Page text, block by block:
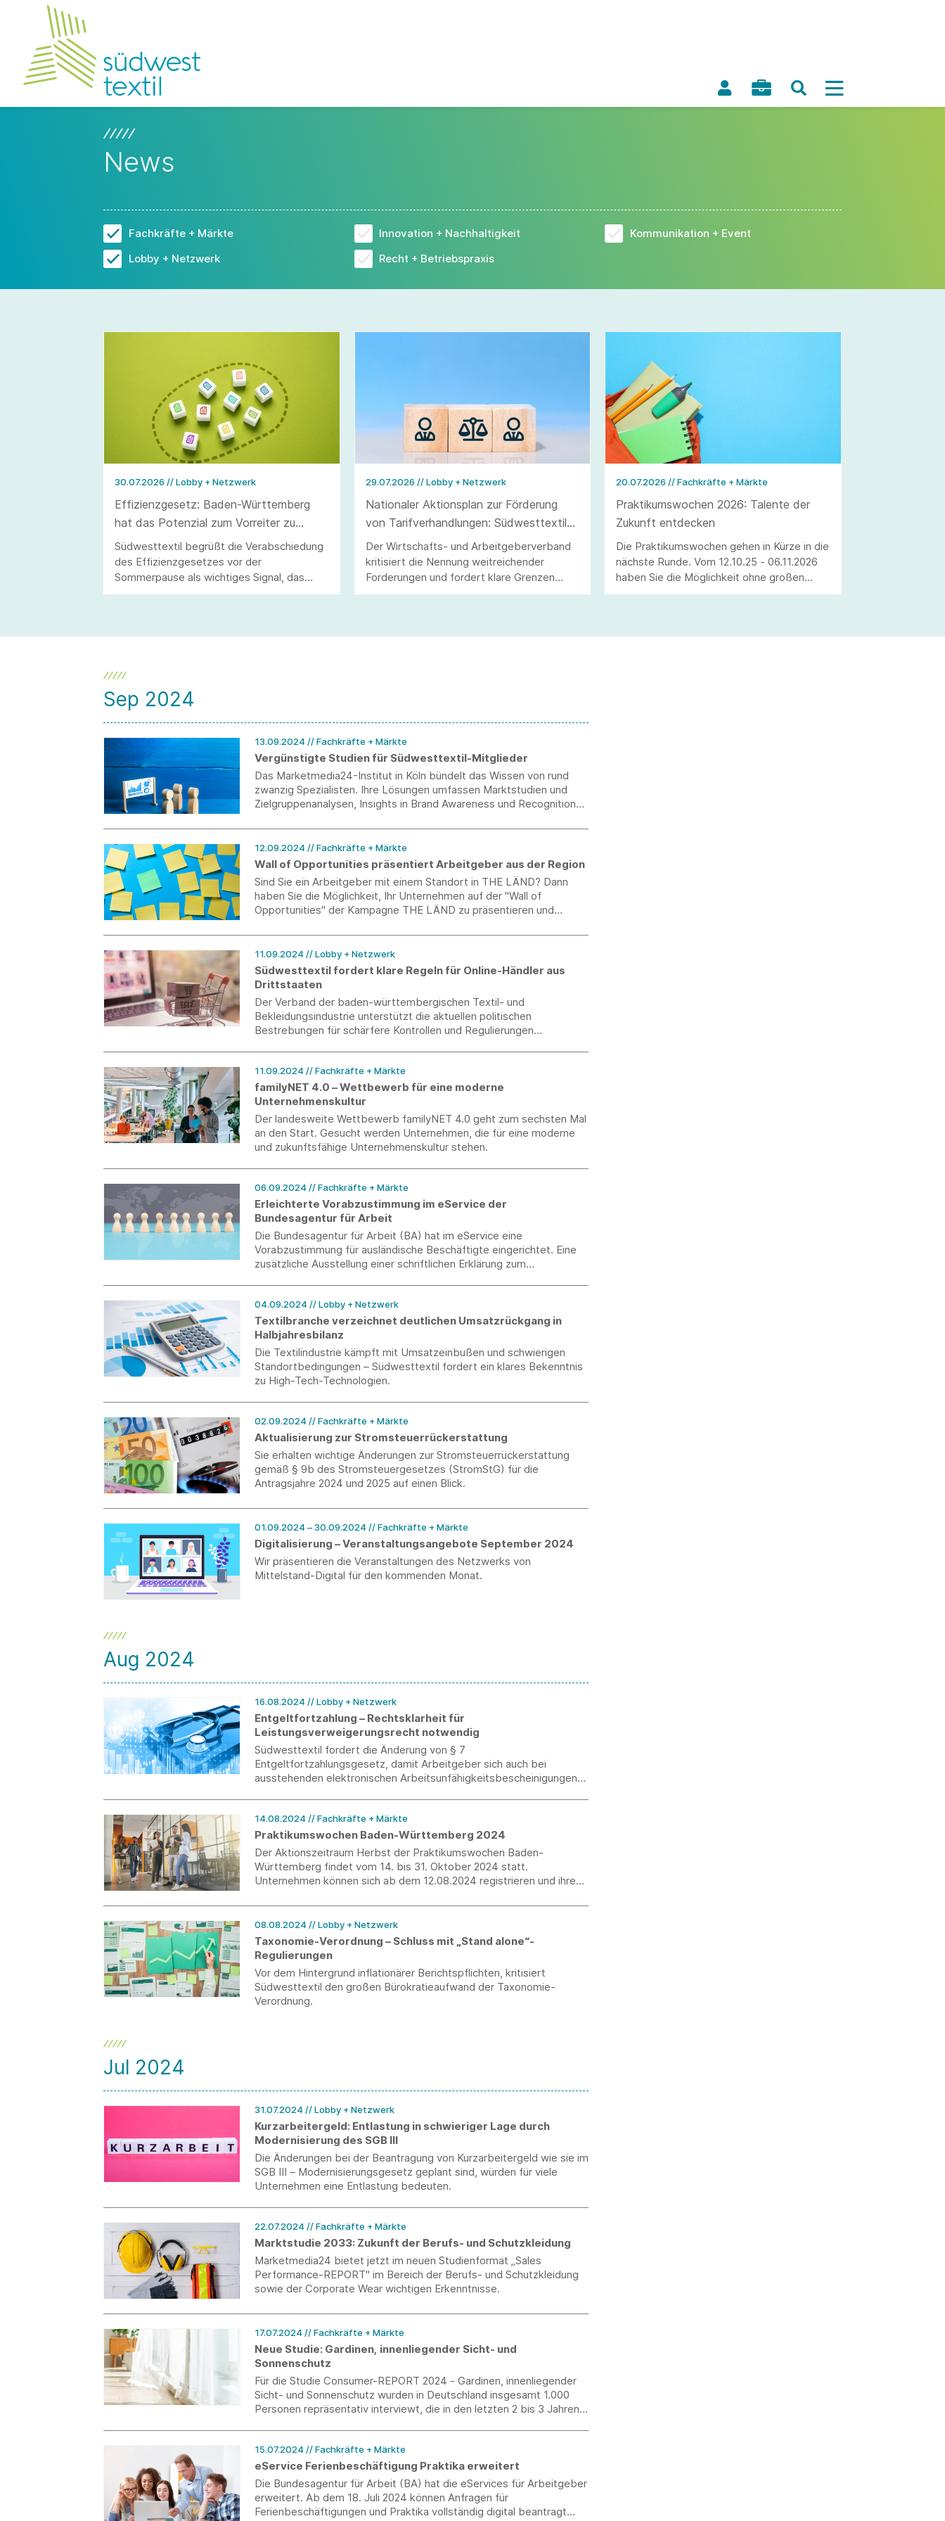
News
Fachkräfte + Märkte Innovation + Nachhaltigkeit
Kommunikation + Event
Lobby + Netzwerk
Recht + Betriebspraxis
30.07.2026 // Lobby + Netzwerk
Effizienzgesetz: Baden-Württemberg
hat das Potenzial zum Vorreiter zu
werden
Südwesttextil begrüßt die Verabschiedung
des Effizienzgesetzes vor der
Sommerpause als wichtiges Signal, das
allerdings erst durch eine stringente
29.07.2026 // Lobby + Netzwerk
Nationaler Aktionsplan zur Förderung
von Tarifverhandlungen: Südwesttextil
warnt vor Eingriffen in Tarifautonomie
und Koalitionsfreiheit
Der Wirtschafts- und Arbeitgeberverband
kritisiert die Nennung weitreichender
Forderungen und fordert klare Grenzen
staatlichen Handelns.
20.07.2026// Fachkräfte + Märkte
Praktikumswochen 2026: Talente der
Zukunft entdecken
Die Praktikumswochen gehen in Kürze in die
nächste Runde. Vom 12.10.25 - 06.11.2026
haben Sie die Möglichkeit ohne großen
Zusatzaufwand interessierte Schülerinnen
persönlich und verzahnen Sie die Berufswelt
Sep 2024
13.09.2024 // Fachkräfte + Märkte
Vergünstigte Studien für Südwesttextil-Mitglieder
Das Marketmedia24-Institut in Köln bündelt das Wissen von rund
zwanzig Spezialisten. Ihre Lösungen umfassen Marktstudien und
Zielgruppenanalysen, Insights in Brand Awareness und Recognition
12.09.2024 // Fachkräfte + Märkte
Wall of Opportunities präsentiert Arbeitgeber aus der Region
Sind Sie ein Arbeitgeber mit einem Standort in THE LÄND? Dann
haben Sie die Möglichkeit, Ihr Unternehmen auf der "Wall of
Opportunities" der Kampagne THE LÄND zu präsentieren und
11.09.2024 // Lobby + Netzwerk
Südwesttextil fordert klare Regeln für Online-Händler aus
Drittstaaten
Der Verband der baden-württembergischen Textil- und
Bekleidungsindustrie unterstützt die aktuellen politischen
Bestrebungen für schärfere Kontrollen und Regulierungen
11.09.2024 // Fachkräfte + Märkte
familyNET 4.0 – Wettbewerb für eine moderne
Unternehmenskultur
Der landesweite Wettbewerb familyNET 4.0 geht zum sechsten Mal
an den Start. Gesucht werden Unternehmen, die für eine moderne
und zukunftsfähige Unternehmenskultur stehen.
06.09.2024 // Fachkräfte + Märkte
Erleichterte Vorabzustimmung im eService der
Bundesagentur für Arbeit
Die Bundesagentur für Arbeit (BA) hat im eService eine
Vorabzustimmung für ausländische Beschäftigte eingerichtet. Eine
zusätzliche Ausstellung einer schriftlichen Erklärung zum
04.09.2024 // Lobby + Netzwerk
Textilbranche verzeichnet deutlichen Umsatzrückgang in
Halbjahresbilanz
Die Textilindustrie kämpft mit Umsatzeinbußen und schwierigen
Standortbedingungen – Südwesttextil fordert ein klares Bekenntnis
zu High-Tech-Technologien.
02.09.2024 // Fachkräfte + Märkte
Aktualisierung zur Stromsteuerrückerstattung
Sie erhalten wichtige Änderungen zur Stromsteuerrückerstattung
gemäß § 9b des Stromsteuergesetzes (StromStG) für die
Antragsjahre 2024 und 2025 auf einen Blick.
01.09.2024 – 30.09.2024 // Fachkräfte + Märkte
Digitalisierung – Veranstaltungsangebote September 2024
Wir präsentieren die Veranstaltungen des Netzwerks von
Mittelstand-Digital für den kommenden Monat.
Aug 2024
16.08.2024 // Lobby + Netzwerk
Entgeltfortzahlung – Rechtsklarheit für
Leistungsverweigerungsrecht notwendig
Südwesttextil fordert die Änderung von § 7
Entgeltfortzahlungsgesetz, damit Arbeitgeber sich auch bei
ausstehenden elektronischen Arbeitsunfähigkeitsbescheinigungen
14.08.2024 // Fachkräfte + Märkte
Praktikumswochen Baden-Württemberg 2024
Der Aktionszeitraum Herbst der Praktikumswochen Baden-
Württemberg findet vom 14. bis 31. Oktober 2024 statt.
Unternehmen können sich ab dem 12.08.2024 registrieren und ihre
Unternehmenssprechstunden angeboten.
08.08.2024 // Lobby + Netzwerk
Taxonomie-Verordnung – Schluss mit „Stand alone“-
Regulierungen
Vor dem Hintergrund inflationärer Berichtspflichten, kritisiert
Südwesttextil den großen Bürokratieaufwand der Taxonomie-
Verordnung.
Jul 2024
31.07.2024 // Lobby + Netzwerk
Kurzarbeitergeld: Entlastung in schwieriger Lage durch
Modernisierung des SGB III
Die Änderungen bei der Beantragung von Kurzarbeitergeld wie sie im
SGB III – Modernisierungsgesetz geplant sind, würden für viele
Unternehmen eine Entlastung bedeuten.
22.07.2024 // Fachkräfte + Märkte
Marktstudie 2033: Zukunft der Berufs- und Schutzkleidung
Marketmedia24 bietet jetzt im neuen Studienformat „Sales
Performance-REPORT" im Bereich der Berufs- und Schutzkleidung
sowie der Corporate Wear wichtigen Erkenntnisse.
17.07.2024 // Fachkräfte + Märkte
Neue Studie: Gardinen, innenliegender Sicht- und
Sonnenschutz
Für die Studie Consumer-REPORT 2024 - Gardinen, innenliegender
Sicht- und Sonnenschutz wurden in Deutschland insgesamt 1.000
Personen repräsentativ interviewt, die in den letzten 2 bis 3 Jahren
15.07.2024 // Fachkräfte + Märkte
eService Ferienbeschäftigung Praktika erweitert
Die Bundesagentur für Arbeit (BA) hat die eServices für Arbeitgeber
erweitert. Ab dem 18. Juli 2024 können Anfragen für
Ferienbeschäftigungen und Praktika vollständig digital beantragt